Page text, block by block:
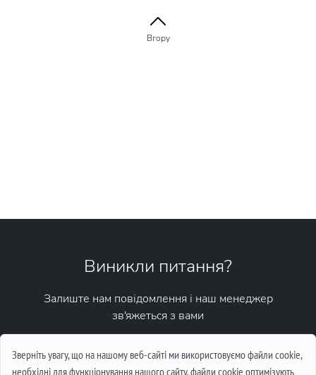
Зверніть увагу, що на нашому веб-сайті ми використовуємо файли cookie,
необхідні для функціонування нашого сайту, файли cookie оптимізують
Вгору
Виникли питання?
Залиште нам повідомлення і наш менеджер
зв'яжеться з вами
Написати повідомлення